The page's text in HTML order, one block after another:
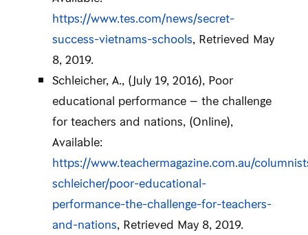
https://www.tes.com/news/secret-
success-vietnams-schools, Retrieved May
8, 2019.
Schleicher, A., (July 19, 2016), Poor
educational performance – the challenge
for teachers and nations, (Online),
Available:
https://www.teachermagazine.com.au/
schleicher/poor-educational-
performance-the-challenge-for-teachers-
and-nations, Retrieved May 8, 2019.